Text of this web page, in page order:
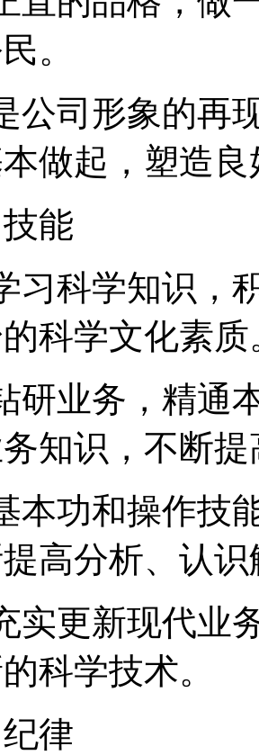
。
公司形象的再
做起，塑造
技能
习科学知识，
科学文化素质
研业务，精通
知识，不断
本功和操作技
高分析、认
实更新现代业
科学技术。
纪律